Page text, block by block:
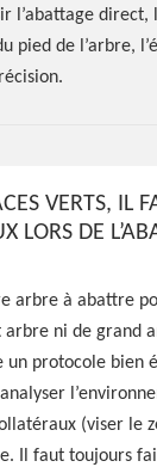
l’abattage direct,
pied de l’arbre,
VERTS, IL
LORS DE
arbre à abattre
arbre ni de grand
un protocole bien
(viser le
Il faut toujours